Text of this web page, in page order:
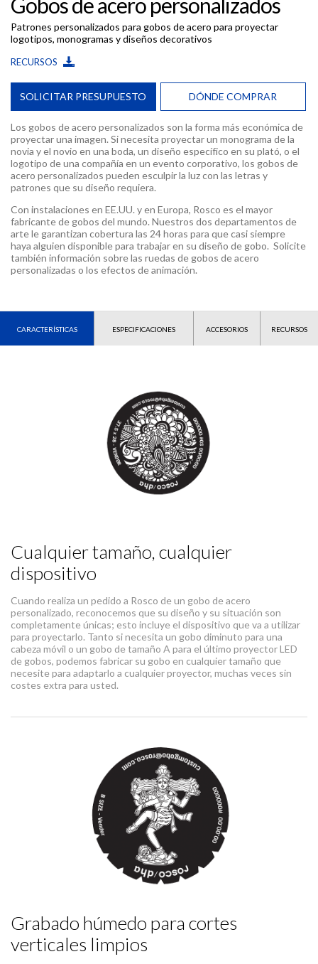
Patrones personalizados para gobos de acero para proyectar
logotipos, monogramas y diseños decorativos
RECURSOS
SOLICITAR PRESUPUESTO DÓNDE COMPRAR
Los gobos de acero personalizados son la forma más económica de
proyectar una imagen. Si necesita proyectar un monograma de la
novia y el novio en una boda, un diseño específico en su plató, o el
logotipo de una compañía en un evento corporativo, los gobos de
acero personalizados pueden esculpir la luz con las letras y
patrones que su diseño requiera.
Con instalaciones en EE.UU. y en Europa, Rosco es el mayor
fabricante de gobos del mundo. Nuestros dos departamentos de
arte le garantizan cobertura las 24 horas para que casi siempre
haya alguien disponible para trabajar en su diseño de gobo. Solicite
también información sobre las ruedas de gobos de acero
personalizadas o los efectos de animación.
CARACTERÍSTICAS ESPECIFICACIONES ACCESORIOS RECURSOS
Cualquier tamaño, cualquier
dispositivo
Cuando realiza un pedido a Rosco de un gobo de acero
personalizado, reconocemos que su diseño y su situación son
completamente únicas; esto incluye el dispositivo que va a utilizar
para proyectarlo. Tanto si necesita un gobo diminuto para una
cabeza móvil o un gobo de tamaño A para el último proyector LED
de gobos, podemos fabricar su gobo en cualquier tamaño que
necesite para adaptarlo a cualquier proyector, muchas veces sin
costes extra para usted.
Grabado húmedo para cortes
verticales limpios